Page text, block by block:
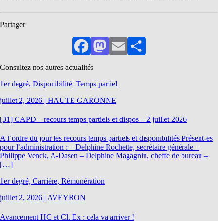
Partager
FacebookMastodon
EmailPartager
Consultez nos autres actualités
1er degré, Disponibilité, Temps partiel
juillet 2, 2026 | HAUTE GARONNE
[31] CAPD – recours temps partiels et dispos – 2 juillet 2026
A l’ordre du jour les recours temps partiels et disponibilités Présent-es
pour l’administration : – Delphine Rochette, secrétaire générale –
Philippe Venck, A-Dasen – Delphine Magagnin, cheffe de bureau –
[…]
1er degré, Carrière, Rémunération
juillet 2, 2026 | AVEYRON
Avancement HC et Cl. Ex : cela va arriver !